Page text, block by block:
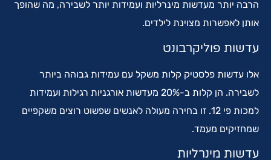
הרבה יותר מעדשות מינרליות ועמידות יותר לשבירה, מה שהופך
אותן לאפשרות מצוינת לילדים.
עדשות פוליקרבונט
אלו עדשות פלסטיק קלות משקל עם עמידות גבוהה ביותר
לשבירה. הן קלות ב-20% מעדשות אורגניות רגילות ועמידות
למכות פי 12. זו בחירה מעולה לאנשים שפשוט רוצים משקפיים
שמחזיקים מעמד.
עדשות מינרליות